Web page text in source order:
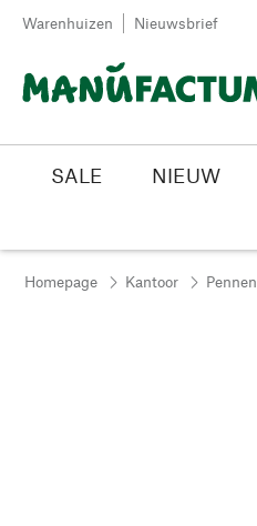
Passer au contenu
Warenhuizen Nieuwsbrief
SALE NIEUW
Homepage Kantoor Pennen